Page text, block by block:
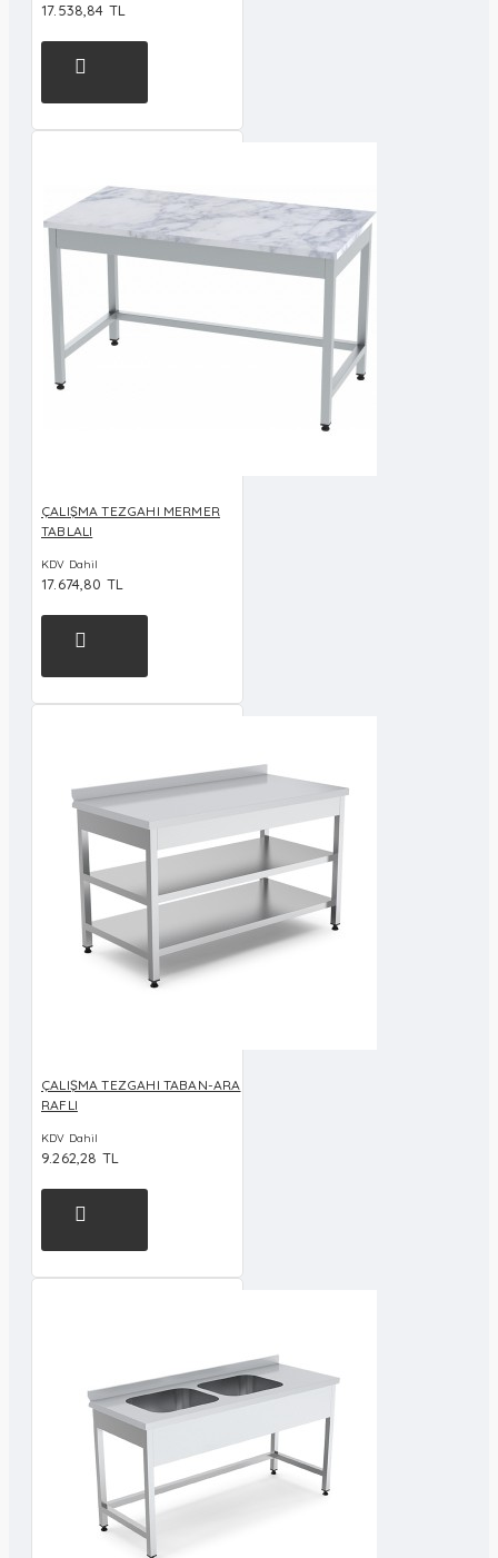
17.538,84 TL
ÇALIŞMA TEZGAHI MERMER
TABLALI
KDV Dahil
17.674,80 TL
ÇALIŞMA TEZGAHI TABAN-ARA
RAFLI
KDV Dahil
9.262,28 TL